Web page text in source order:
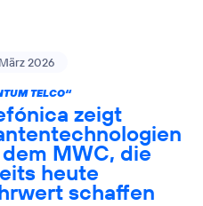
2026
TELCO“
zeigt
MWC, die
heute
schaffen